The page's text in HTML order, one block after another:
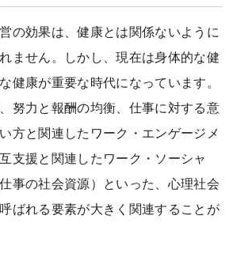
の効果は、健康とは関係ないように
ません。しかし、現在は身体的な健
健康が重要な時代になっています。
努力と報酬の均衡、仕事に対する意
方と関連したワーク・エンゲージメ
支援と関連したワーク・ソーシャ
事の社会資源）といった、心理社会
ばれる要素が大きく関連することが